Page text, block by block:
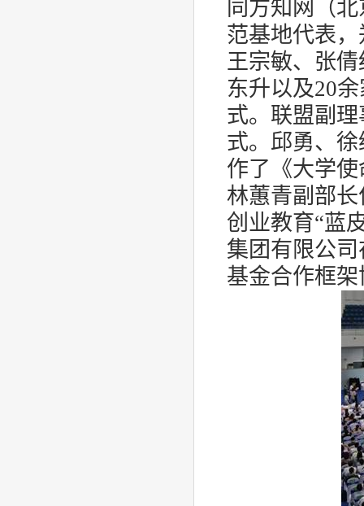
同方知网（
范基地代表
王宗敏、张
东升以及20
式。联盟副
式。邱勇、
作了《大学
林蕙青副部
创业教育“蓝
集团有限公
基金合作框